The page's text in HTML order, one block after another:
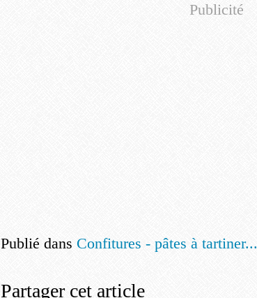
Publicité
Publié dans Confitures - pâtes à tartiner...
Partager cet article